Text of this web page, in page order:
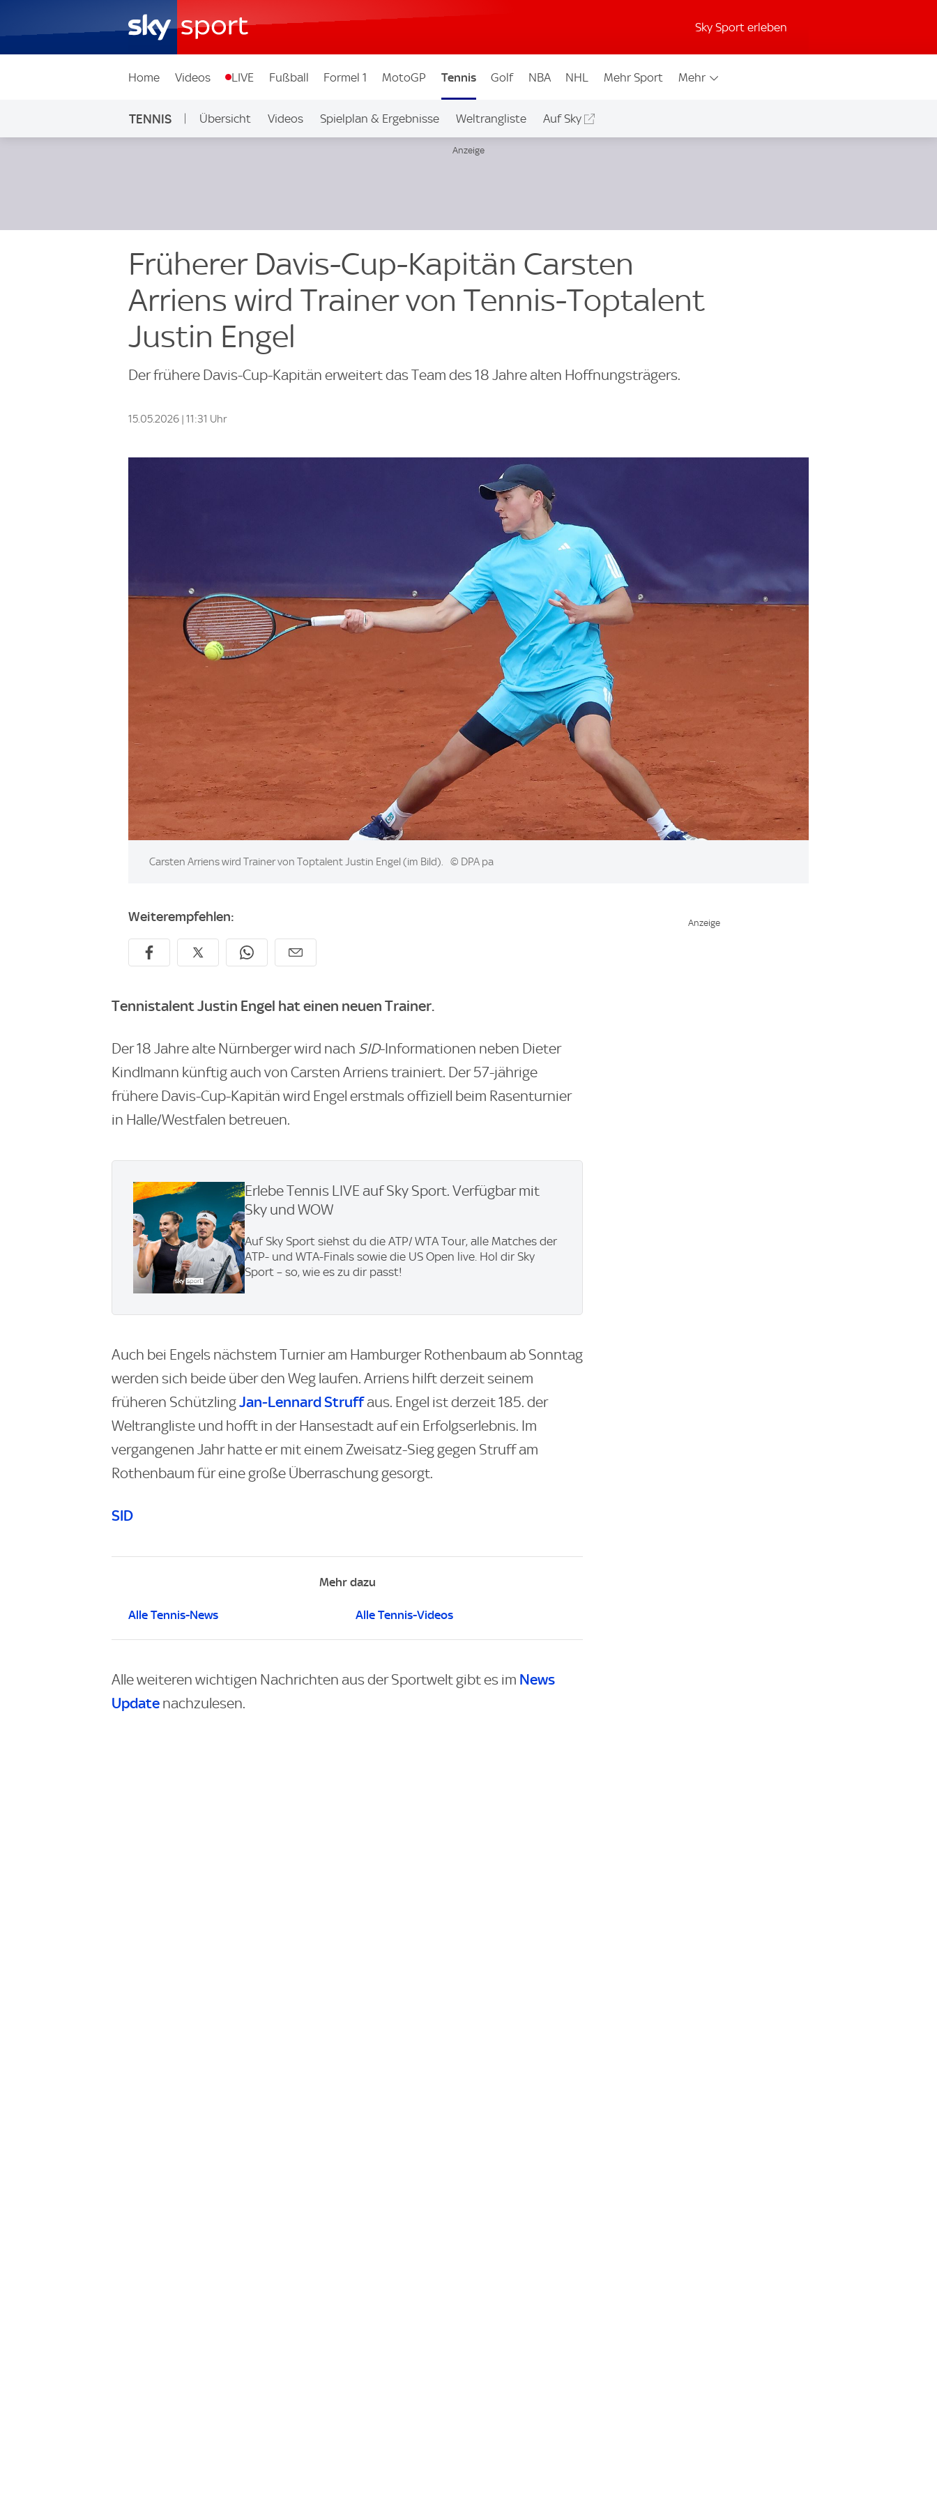
Sky Sport erleben
Home Videos LIVE Fußball Formel 1 MotoGP Tennis Golf NBA NHL Mehr Sport Mehr
TENNIS Übersicht Videos Spielplan & Ergebnisse Weltrangliste Auf Sky
Früherer Davis-Cup-Kapitän Carsten
Arriens wird Trainer von Tennis-Toptalent
Justin Engel
Der frühere Davis-Cup-Kapitän erweitert das Team des 18 Jahre alten Hoffnungsträgers.
15.05.2026 | 11:31 Uhr
Image:
Carsten Arriens wird Trainer von Toptalent Justin Engel (im Bild). © DPA pa
Weiterempfehlen:
Tennistalent Justin Engel hat einen neuen Trainer.
Der 18 Jahre alte Nürnberger wird nach SID-Informationen neben Dieter
Kindlmann künftig auch von Carsten Arriens trainiert. Der 57-jährige
frühere Davis-Cup-Kapitän wird Engel erstmals offiziell beim Rasenturnier
in Halle/Westfalen betreuen.
Erlebe Tennis LIVE auf Sky Sport. Verfügbar mit
Sky und WOW
Auf Sky Sport siehst du die ATP/ WTA Tour, alle Matches der
ATP- und WTA-Finals sowie die US Open live. Hol dir Sky
Sport – so, wie es zu dir passt!
Auch bei Engels nächstem Turnier am Hamburger Rothenbaum ab Sonntag
werden sich beide über den Weg laufen. Arriens hilft derzeit seinem
früheren SchützlingJan-Lennard Struffaus. Engel ist derzeit 185. der
Weltrangliste und hofft in der Hansestadt auf ein Erfolgserlebnis. Im
vergangenen Jahr hatte er mit einem Zweisatz-Sieg gegen Struff am
Rothenbaum für eine große Überraschung gesorgt.
SID
Mehr dazu
Alle Tennis-News Alle Tennis-Videos
Alle weiteren wichtigen Nachrichten aus der Sportwelt gibt es im News
Update nachzulesen.